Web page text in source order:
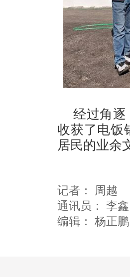
经过角逐
收获了电饭
居民的业余
记者： 周越
通讯员： 李鑫
编辑： 杨正鹏